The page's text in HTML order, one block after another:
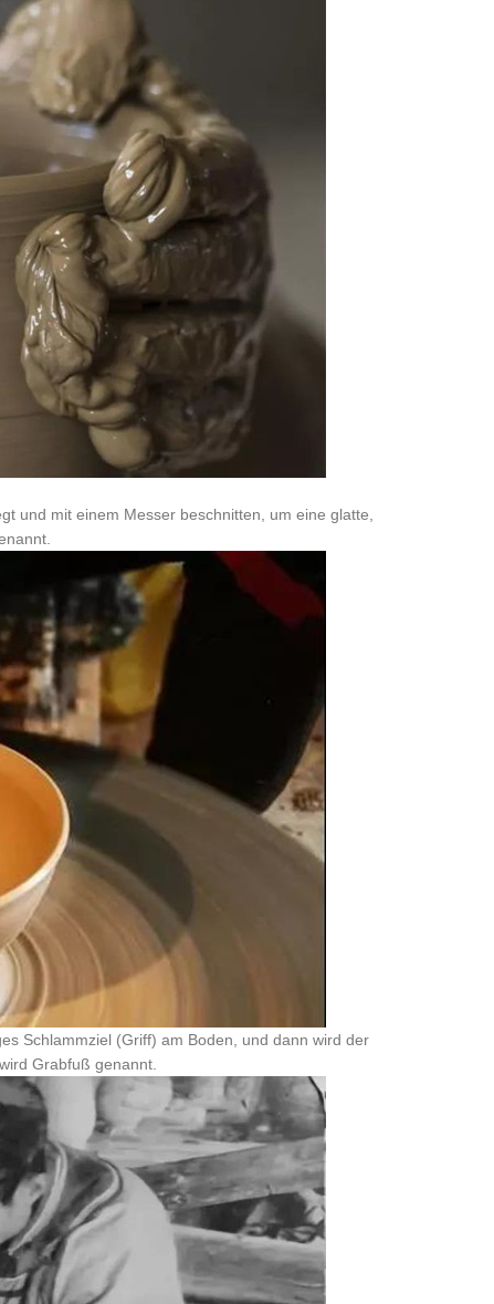
und mit einem Messer beschnitten, um eine glatte,
Schlammziel (Griff) am Boden, und dann wird der
Grabfuß genannt.